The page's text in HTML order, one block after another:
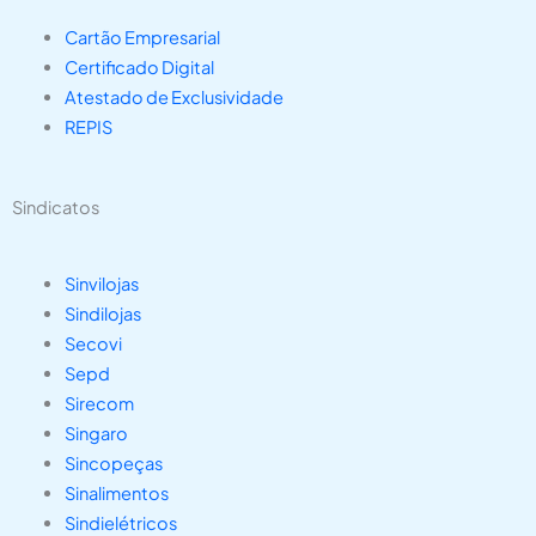
Cartão Empresarial
Certificado Digital
Atestado de Exclusividade
REPIS
Sindicatos
Sinvilojas
Sindilojas
Secovi
Sepd
Sirecom
Singaro
Sincopeças
Sinalimentos
Sindielétricos